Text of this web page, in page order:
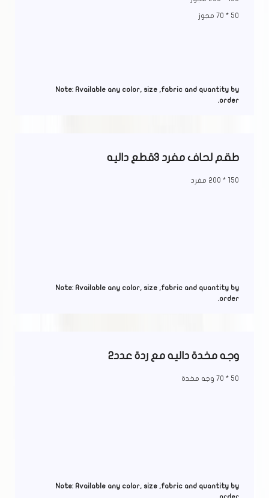
50 * 70 مجوز
Note: Available any color, size ,fabric and quantity by
order.
طقم لحاف مفرد 3قطع داليه
150 * 200 مفرد
Note: Available any color, size ,fabric and quantity by
order.
وجه مخدة داليه مع ردة عدد2
50 * 70 وجه مخدة
Note: Available any color, size ,fabric and quantity by